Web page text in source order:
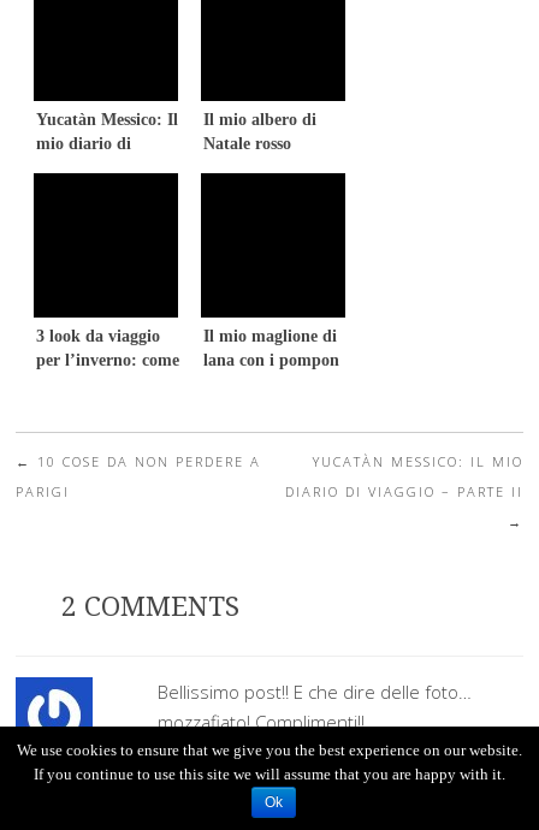
Yucatàn Messico: Il
mio diario di
Il mio albero di
Natale rosso
3 look da viaggio
per l’inverno: come
Il mio maglione di
lana con i pompon
Post navigation
←
10 COSE DA NON PERDERE A
PARIGI
YUCATÀN MESSICO: IL MIO
DIARIO DI VIAGGIO – PARTE II
→
2 COMMENTS
cristina
Bellissimo post!! E che dire delle foto…
mozzafiato! Complimenti!!
Se ti va, guarda qui il mio nuovo articolo
sulle calze da indossare quest’inverno.
We use cookies to ensure that we give you the best experience on our website.
If you continue to use this site we will assume that you are happy with it.
Ok